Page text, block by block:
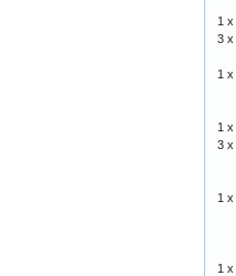
1 x
3 x
1 x
1 x
3 x
1 x
1 x